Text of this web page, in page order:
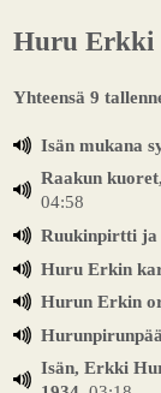
Huru Erkki
Yhteensä 9
Isän mukana
Raakun
04:58
Ruukinpirtti
Huru Erkin
Hurun Erkin
Isän, Erkki